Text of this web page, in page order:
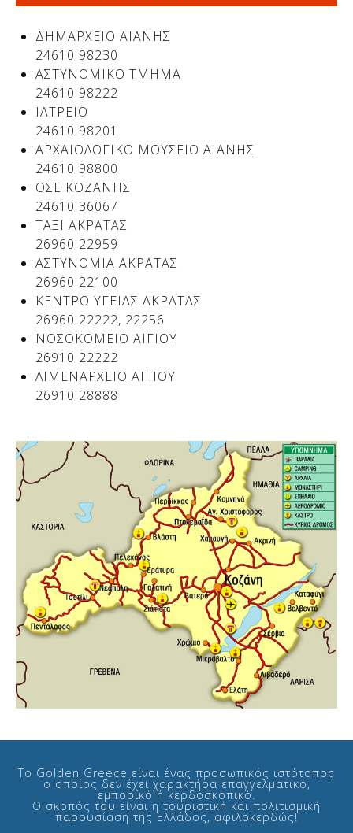
ΔΗΜΑΡΧΕΙΟ ΑΙΑΝΗΣ
24610 98230
ΑΣΤΥΝΟΜΙΚΟ ΤΜΗΜΑ
24610 98222
ΙΑΤΡΕΙΟ
24610 98201
ΑΡΧΑΙΟΛΟΓΙΚΟ ΜΟΥΣΕΙΟ ΑΙΑΝΗΣ
24610 98800
ΟΣΕ ΚΟΖΑΝΗΣ
24610 36067
ΤΑΞΙ ΑΚΡΑΤΑΣ
26960 22959
ΑΣΤΥΝΟΜΙΑ ΑΚΡΑΤΑΣ
26960 22100
ΚΕΝΤΡΟ ΥΓΕΙΑΣ ΑΚΡΑΤΑΣ
26960 22222, 22256
ΝΟΣΟΚΟΜΕΙΟ ΑΙΓΙΟΥ
26910 22222
ΛΙΜΕΝΑΡΧΕΙΟ ΑΙΓΙΟΥ
26910 28888
Το Golden Greece είναι ένας προσωπικός ιστότοπος
ο οποίος δεν έχει χαρακτήρα επαγγελματικό,
εμπορικό ή κερδοσκοπικό.
Ο σκοπός του είναι η τουριστική και πολιτισμική
παρουσίαση της Ελλάδος, αφιλοκερδώς!